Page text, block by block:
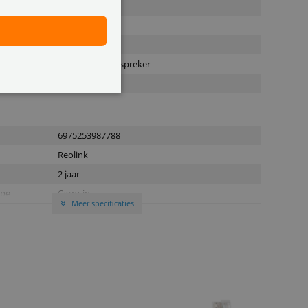
and play)
Microfoon, luidspreker
6975253987788
Reolink
2 jaar
Carry-in
JA, max 256 GB
NAS
» Meer specificaties